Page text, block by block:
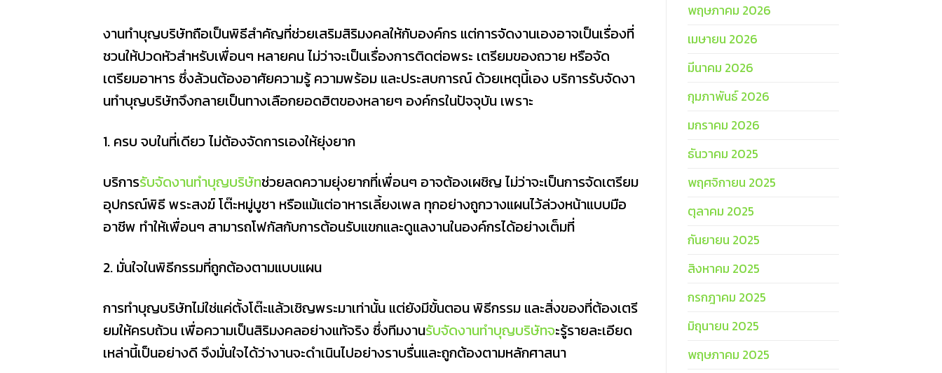
งานทำบุญบริษัทถือเป็นพิธีสำคัญที่ช่วยเสริมสิริมงคลให้กับองค์กร แต่การจัดงานเองอาจเป็นเรื่องที่
ชวนให้ปวดหัวสำหรับเพื่อนๆ หลายคน ไม่ว่าจะเป็นเรื่องการติดต่อพระ เตรียมของถวาย หรือจัด
เตรียมอาหาร ซึ่งล้วนต้องอาศัยความรู้ ความพร้อม และประสบการณ์ ด้วยเหตุนี้เอง บริการรับจัดงา
นทําบุญบริษัทจึงกลายเป็นทางเลือกยอดฮิตของหลายๆ องค์กรในปัจจุบัน เพราะ
1. ครบ จบในที่เดียว ไม่ต้องจัดการเองให้ยุ่งยาก
บริการรับจัดงานทําบุญบริษัทช่วยลดความยุ่งยากที่เพื่อนๆ อาจต้องเผชิญ ไม่ว่าจะเป็นการจัดเตรียม
อุปกรณ์พิธี พระสงฆ์ โต๊ะหมู่บูชา หรือแม้แต่อาหารเลี้ยงเพล ทุกอย่างถูกวางแผนไว้ล่วงหน้าแบบมือ
อาชีพ ทำให้เพื่อนๆ สามารถโฟกัสกับการต้อนรับแขกและดูแลงานในองค์กรได้อย่างเต็มที่
2. มั่นใจในพิธีกรรมที่ถูกต้องตามแบบแผน
การทำบุญบริษัทไม่ใช่แค่ตั้งโต๊ะแล้วเชิญพระมาเท่านั้น แต่ยังมีขั้นตอน พิธีกรรม และสิ่งของที่ต้องเตรี
ยมให้ครบถ้วน เพื่อความเป็นสิริมงคลอย่างแท้จริง ซึ่งทีมงานรับจัดงานทําบุญบริษัทจะรู้รายละเอียด
เหล่านี้เป็นอย่างดี จึงมั่นใจได้ว่างานจะดำเนินไปอย่างราบรื่นและถูกต้องตามหลักศาสนา
พฤษภาคม 2026
เมษายน 2026
มีนาคม 2026
กุมภาพันธ์ 2026
มกราคม 2026
ธันวาคม 2025
พฤศจิกายน 2025
ตุลาคม 2025
กันยายน 2025
สิงหาคม 2025
กรกฎาคม 2025
มิถุนายน 2025
พฤษภาคม 2025